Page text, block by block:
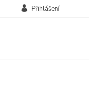
Přihlášení